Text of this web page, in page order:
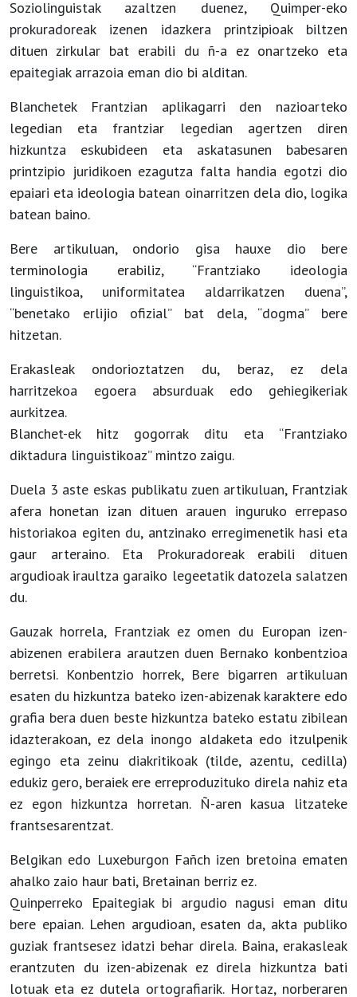
Soziolinguistak azaltzen duenez, Quimper-eko
prokuradoreak izenen idazkera printzipioak biltzen
dituen zirkular bat erabili du ñ-a ez onartzeko eta
epaitegiak arrazoia eman dio bi alditan.
Blanchetek Frantzian aplikagarri den nazioarteko
legedian eta frantziar legedian agertzen diren
hizkuntza eskubideen eta askatasunen babesaren
printzipio juridikoen ezagutza falta handia egotzi dio
epaiari eta ideologia batean oinarritzen dela dio, logika
batean baino.
Bere artikuluan, ondorio gisa hauxe dio bere
terminologia erabiliz, “Frantziako ideologia
linguistikoa, uniformitatea aldarrikatzen duena”,
“benetako erlijio ofizial” bat dela, “dogma” bere
hitzetan.
Erakasleak ondorioztatzen du, beraz, ez dela
harritzekoa egoera absurduak edo gehiegikeriak
aurkitzea.
Blanchet-ek hitz gogorrak ditu eta “Frantziako
diktadura linguistikoaz” mintzo zaigu.
Duela 3 aste eskas publikatu zuen artikuluan, Frantziak
afera honetan izan dituen arauen inguruko errepaso
historiakoa egiten du, antzinako erregimenetik hasi eta
gaur arteraino. Eta Prokuradoreak erabili dituen
argudioak iraultza garaiko legeetatik datozela salatzen
du.
Gauzak horrela, Frantziak ez omen du Europan izen-
abizenen erabilera arautzen duen Bernako konbentzioa
berretsi. Konbentzio horrek, Bere bigarren artikuluan
esaten du hizkuntza bateko izen-abizenak karaktere edo
grafia bera duen beste hizkuntza bateko estatu zibilean
idazterakoan, ez dela inongo aldaketa edo itzulpenik
egingo eta zeinu diakritikoak (tilde, azentu, cedilla)
edukiz gero, beraiek ere erreproduzituko direla nahiz eta
ez egon hizkuntza horretan. Ñ-aren kasua litzateke
frantsesarentzat.
Belgikan edo Luxeburgon Fañch izen bretoina ematen
ahalko zaio haur bati, Bretainan berriz ez.
Quinperreko Epaitegiak bi argudio nagusi eman ditu
bere epaian. Lehen argudioan, esaten da, akta publiko
guziak frantsesez idatzi behar direla. Baina, erakasleak
erantzuten du izen-abizenak ez direla hizkuntza bati
lotuak eta ez dutela ortografiarik. Hortaz, norberaren